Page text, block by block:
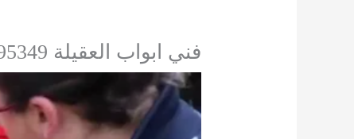
فني ابواب العقيلة 92295349